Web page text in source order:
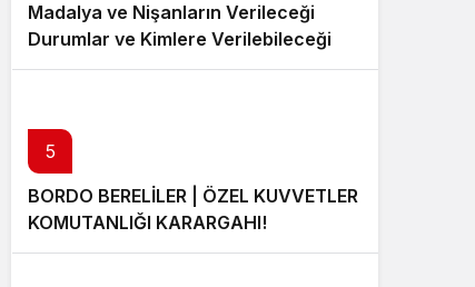
Madalya ve Nişanların Verileceği
Durumlar ve Kimlere Verilebileceği
5
BORDO BERELİLER | ÖZEL KUVVETLER
KOMUTANLIĞI KARARGAHI!